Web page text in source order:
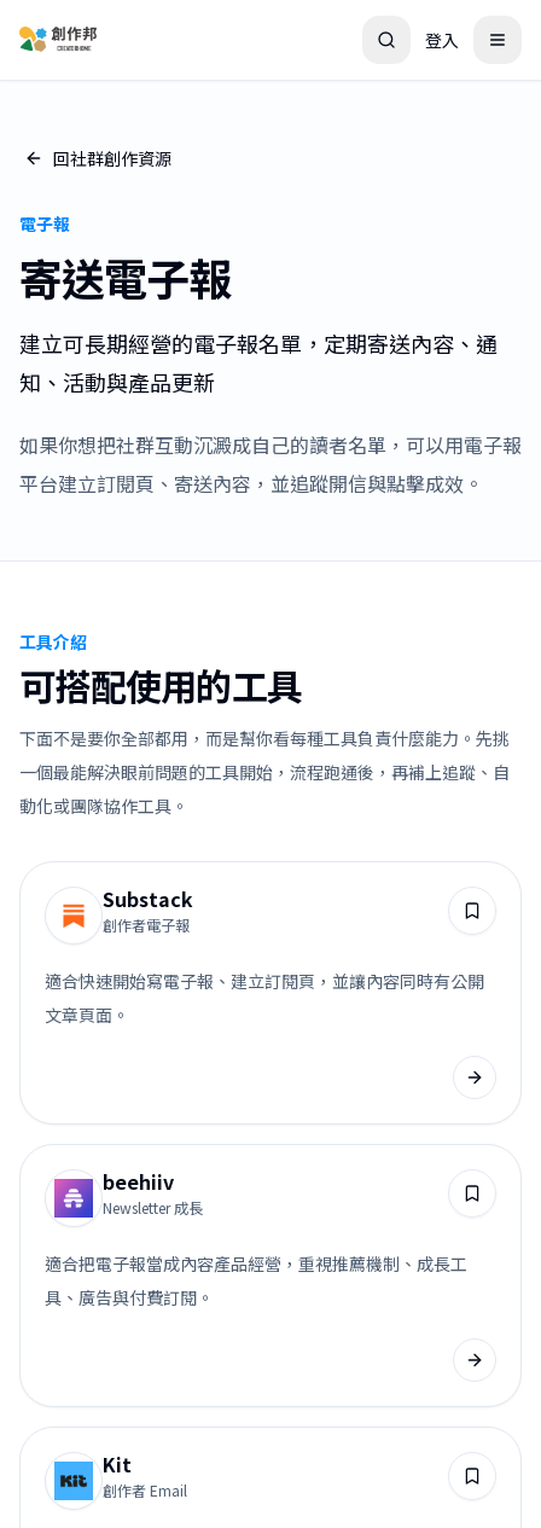
登入
回社群創作資源
電子報
寄送電子報
建立可長期經營的電子報名單，定期寄送內容、通
知、活動與產品更新
如果你想把社群互動沉澱成自己的讀者名單，可以用電子報
平台建立訂閱頁、寄送內容，並追蹤開信與點擊成效。
工具介紹
可搭配使用的工具
下面不是要你全部都用，而是幫你看每種工具負責什麼能力。先挑
一個最能解決眼前問題的工具開始，流程跑通後，再補上追蹤、自
動化或團隊協作工具。
Substack
創作者電子報
適合快速開始寫電子報、建立訂閱頁，並讓內容同時有公開
文章頁面。
beehiiv
Newsletter 成長
適合把電子報當成內容產品經營，重視推薦機制、成長工
具、廣告與付費訂閱。
Kit
創作者 Email